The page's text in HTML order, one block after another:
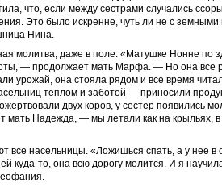
что, если между сестрами случались
Это было искренне, чуть ли не с земными
Нина.
молитва, даже в поле. «Матушке Нонне по
— продолжает мать Марфа. — Но она все
урожай, она стояла рядом и все время
теплом и заботой — приносили
двух коров, у сестер появились
мать Надежда, — мы летали как на крыльях,
все насельницы. «Ложишься спать, а у нее в
куда-то, она всю дорогу молится. И я